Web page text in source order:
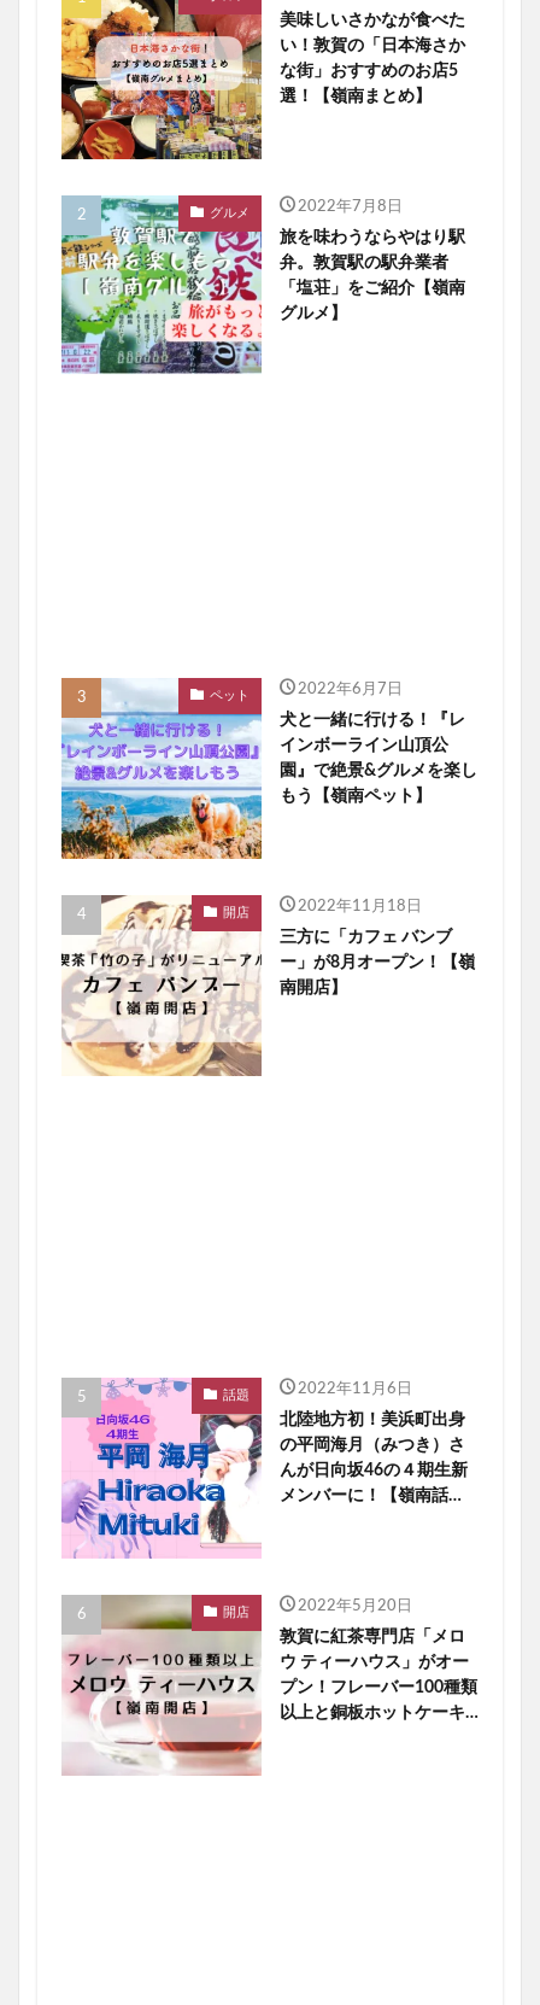
美味しいさかなが食べた
い！敦賀の「日本海さか
な街」おすすめのお店5
選！【嶺南まとめ】
グルメ 2022年7月8日
旅を味わうならやはり駅
弁。敦賀駅の駅弁業者
「塩荘」をご紹介【嶺南
グルメ】
ペット 2022年6月7日
犬と一緒に行ける！『レ
インボーライン山頂公
園』で絶景&グルメを楽し
もう【嶺南ペット】
開店 2022年11月18日
三方に「カフェ バンブ
ー」が8月オープン！【嶺
南開店】
話題 2022年11月6日
北陸地方初！美浜町出身
の平岡海月（みつき）さ
んが日向坂46の４期生新
メンバーに！【嶺南話
開店 2022年5月20日
敦賀に紅茶専門店「メロ
ウ ティーハウス」がオー
プン！フレーバー100種類
以上と銅板ホットケーキ